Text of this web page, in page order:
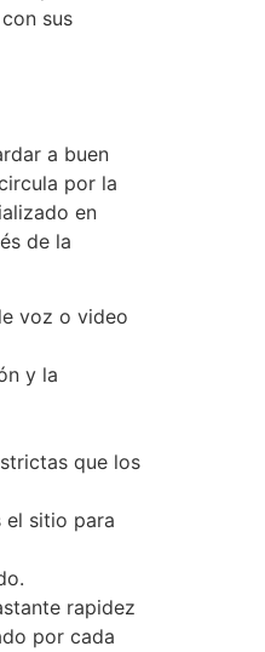
sus
a buen
por la
en
de la
voz o video
y la
que los
el sitio para
rapidez
por cada